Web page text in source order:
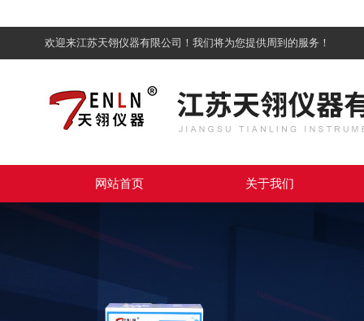
欢迎来江苏天翎仪器有限公司！我们将为您提供周到的服务！
网站首页 关于我们